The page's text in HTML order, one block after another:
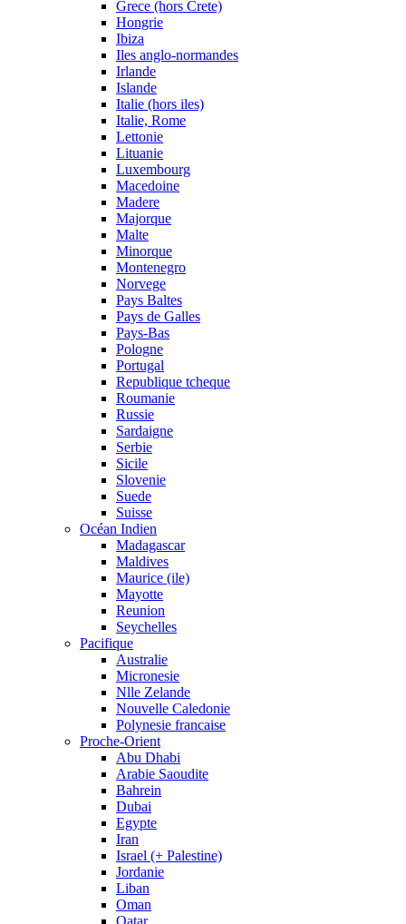
Grece (hors Crete)
Hongrie
Ibiza
Iles anglo-normandes
Irlande
Islande
Italie (hors iles)
Italie, Rome
Lettonie
Lituanie
Luxembourg
Macedoine
Madere
Majorque
Malte
Minorque
Montenegro
Norvege
Pays Baltes
Pays de Galles
Pays-Bas
Pologne
Portugal
Republique tcheque
Roumanie
Russie
Sardaigne
Serbie
Sicile
Slovenie
Suede
Suisse
Océan Indien
Madagascar
Maldives
Maurice (ile)
Mayotte
Reunion
Seychelles
Pacifique
Australie
Micronesie
Nlle Zelande
Nouvelle Caledonie
Polynesie francaise
Proche-Orient
Abu Dhabi
Arabie Saoudite
Bahrein
Dubai
Egypte
Iran
Israel (+ Palestine)
Jordanie
Liban
Oman
Qatar